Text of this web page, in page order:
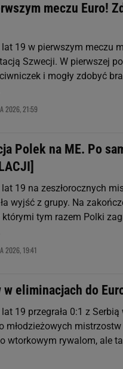
meczu Euro!
19 w pierwszym meczu
Szwecji. W pierwszej
i mogły zdobyć
2026, 21:59
Polek na ME. Po
19 na zeszłorocznych
wyjść z grupy. Na
którymi tym razem Polki
2026, 19:41
eliminacjach do
19 przegrała 0:1 z
mistrzostw
wtorkowym rywalom, ale